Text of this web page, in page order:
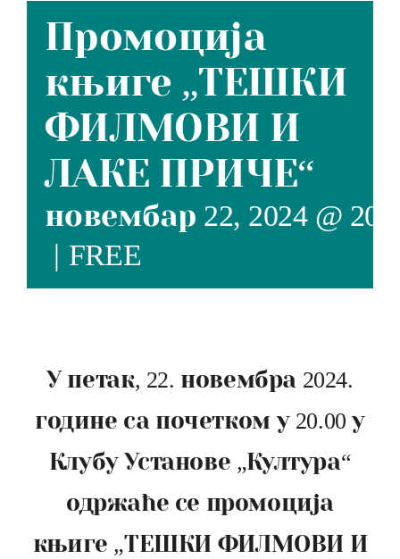
Промоција
књиге „ТЕШКИ
ФИЛМОВИ И
ЛАКЕ ПРИЧЕ“
новембар 22, 2024 @
| FREE
У петак, 22. новембра 2024.
године са почетком у 20.00 у
Клубу Установе „Култура“
одржаће се промоција
књиге „ТЕШКИ ФИЛМОВИ И